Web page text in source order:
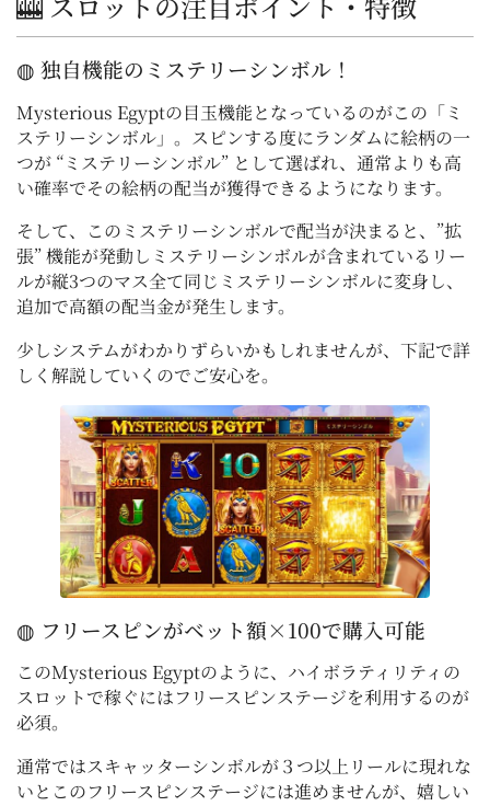
◍ 独自機能のミステリーシンボル！
Mysterious Egyptの目玉機能となっているのがこの「ミ
ステリーシンボル」。スピンする度にランダムに絵柄の一
つが “ミステリーシンボル” として選ばれ、通常よりも高
い確率でその絵柄の配当が獲得できるようになります。
そして、このミステリーシンボルで配当が決まると、”拡
張” 機能が発動しミステリーシンボルが含まれているリー
ルが縦3つのマス全て同じミステリーシンボルに変身し、
追加で高額の配当金が発生します。
少しシステムがわかりずらいかもしれませんが、下記で詳
しく解説していくのでご安心を。
◍ フリースピンがベット額×100で購入可能
このMysterious Egyptのように、ハイボラティリティの
スロットで稼ぐにはフリースピンステージを利用するのが
必須。
通常ではスキャッターシンボルが３つ以上リールに現れな
いとこのフリースピンステージには進めませんが、嬉しい